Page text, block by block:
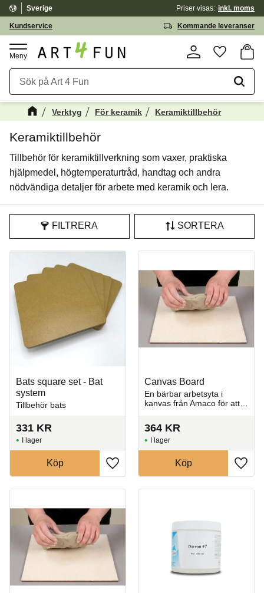
Meny
Kundservice Kommande leveranser
Sverige Priser visas inkl. moms
Verktyg För keramik Keramiktillbehör
Keramiktillbehör
Tillbehör för keramiktillverkning som vaxer, praktiska
hjälpmedel, högtemperaturtråd, handtag och andra
nödvändiga detaljer för arbete med keramik och lera.
FILTRERA SORTERA
Bats square set - Bat
system
Tillbehör bats
331 KR
Lägg till i favoriter
I lager
Köp
Canvas Board
En bärbar arbetsyta i
kanvas från Amaco för att
364 KR
Lägg
I lager
Köp